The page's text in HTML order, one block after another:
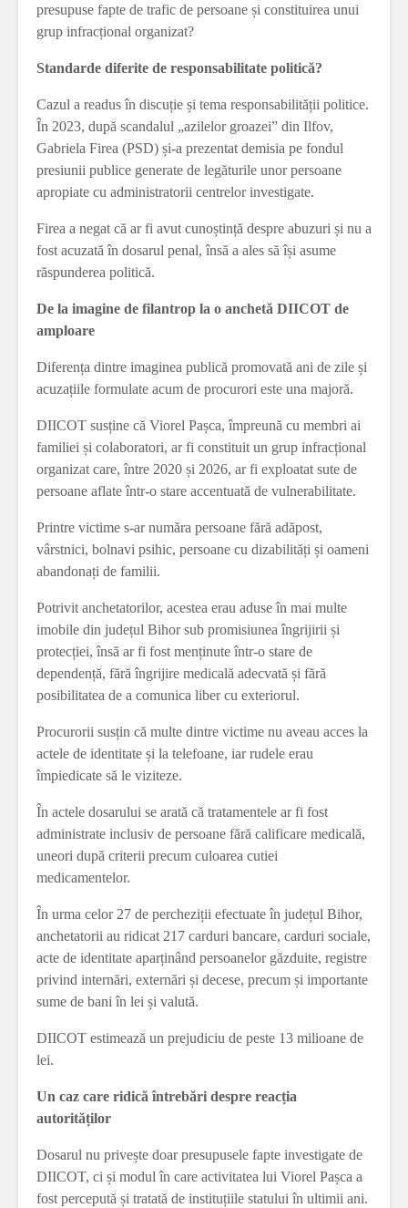
presupuse fapte de trafic de persoane și constituirea unui
grup infracțional organizat?
Standarde diferite de responsabilitate politică?
Cazul a readus în discuție și tema responsabilității politice.
În 2023, după scandalul „azilelor groazei” din Ilfov,
Gabriela Firea (PSD) și-a prezentat demisia pe fondul
presiunii publice generate de legăturile unor persoane
apropiate cu administratorii centrelor investigate.
Firea a negat că ar fi avut cunoștință despre abuzuri și nu a
fost acuzată în dosarul penal, însă a ales să își asume
răspunderea politică.
De la imagine de filantrop la o anchetă DIICOT de
amploare
Diferența dintre imaginea publică promovată ani de zile și
acuzațiile formulate acum de procurori este una majoră.
DIICOT susține că Viorel Pașca, împreună cu membri ai
familiei și colaboratori, ar fi constituit un grup infracțional
organizat care, între 2020 și 2026, ar fi exploatat sute de
persoane aflate într-o stare accentuată de vulnerabilitate.
Printre victime s-ar număra persoane fără adăpost,
vârstnici, bolnavi psihic, persoane cu dizabilități și oameni
abandonați de familii.
Potrivit anchetatorilor, acestea erau aduse în mai multe
imobile din județul Bihor sub promisiunea îngrijirii și
protecției, însă ar fi fost menținute într-o stare de
dependență, fără îngrijire medicală adecvată și fără
posibilitatea de a comunica liber cu exteriorul.
Procurorii susțin că multe dintre victime nu aveau acces la
actele de identitate și la telefoane, iar rudele erau
împiedicate să le viziteze.
În actele dosarului se arată că tratamentele ar fi fost
administrate inclusiv de persoane fără calificare medicală,
uneori după criterii precum culoarea cutiei
medicamentelor.
În urma celor 27 de percheziții efectuate în județul Bihor,
anchetatorii au ridicat 217 carduri bancare, carduri sociale,
acte de identitate aparținând persoanelor găzduite, registre
privind internări, externări și decese, precum și importante
sume de bani în lei și valută.
DIICOT estimează un prejudiciu de peste 13 milioane de
lei.
Un caz care ridică întrebări despre reacția
autorităților
Dosarul nu privește doar presupusele fapte investigate de
DIICOT, ci și modul în care activitatea lui Viorel Pașca a
fost percepută și tratată de instituțiile statului în ultimii ani.